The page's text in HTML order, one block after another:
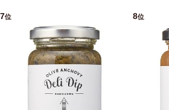
7位 8位